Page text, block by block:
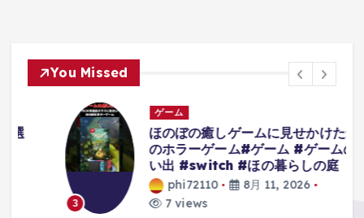
You Missed
ゲーム
ほのぼの癒しゲームに見せかけた最高
のホラーゲーム#ゲーム #ゲームの思
い出 #switch #ほの暮らしの庭
phi72110
8月 11, 2026
7 views